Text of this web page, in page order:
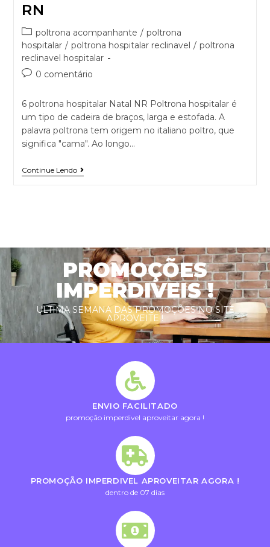
RN
poltrona acompanhante / poltrona
hospitalar / poltrona hospitalar reclinavel / poltrona
reclinavel hospitalar
0 comentário
6 poltrona hospitalar Natal NR Poltrona hospitalar é
um tipo de cadeira de braços, larga e estofada. A
palavra poltrona tem origem no italiano poltro, que
significa "cama". Ao longo…
Continue Lendo
PROMOÇÕES
IMPERDIVEIS !
ULTIMA SEMANA DAS PROMOÇÕES NO SITE
APROVEITE !
ENVIO FACILITADO
promoção imperdivel aproveitar agora !
PROMOÇÃO IMPERDIVEL APROVEITAR AGORA !
dentro de 07 dias